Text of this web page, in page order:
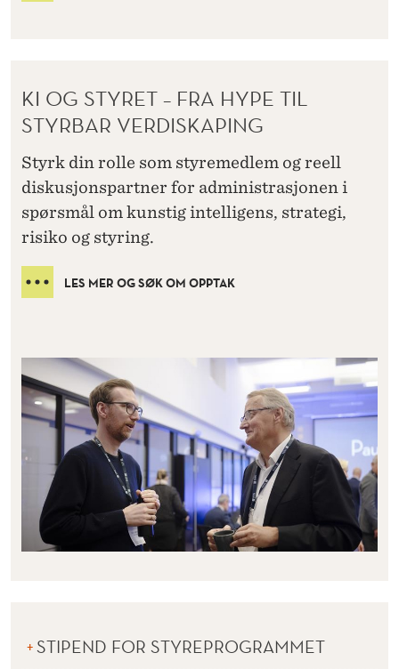
KI OG STYRET – FRA HYPE TIL
STYRBAR VERDISKAPING
Styrk din rolle som styremedlem og reell
diskusjonspartner for administrasjonen i
spørsmål om kunstig intelligens, strategi,
risiko og styring.
LES MER OG SØK OM OPPTAK
STIPEND FOR STYREPROGRAMMET